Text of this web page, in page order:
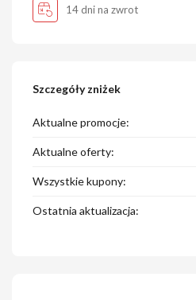
14 dni na zwrot
Szczegóły zniżek
Aktualne promocje:
Aktualne oferty:
Wszystkie kupony:
Ostatnia aktualizacja: